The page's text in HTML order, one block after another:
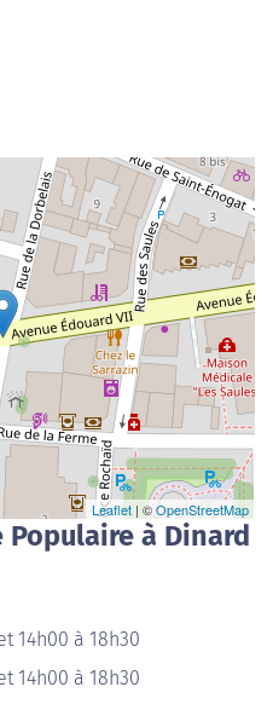
Leaflet | ©OpenStreetMap
Populaire à Dinard
14h00 à 18h30
14h00 à 18h30